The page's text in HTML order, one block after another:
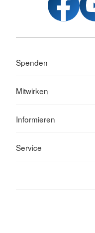
Spenden
Mitwirken
Informieren
Service